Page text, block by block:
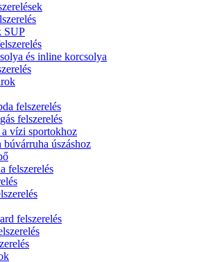
SUP
és inline korcsolya
felszerelés
felszerelés
vízi sportokhoz
búvárruha úszáshoz
felszerelés
felszerelés